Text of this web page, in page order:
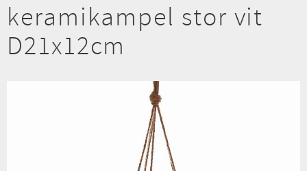
keramikampel stor vit
D21x12cm